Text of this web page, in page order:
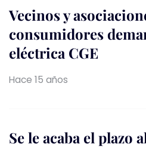
Vecinos y
consumidores
eléctrica CGE
Hace 15 años
Se le acaba el plazo